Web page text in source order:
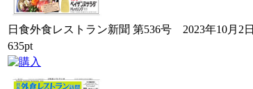
日食外食レストラン新聞 第536号 2023年10月2日
635pt